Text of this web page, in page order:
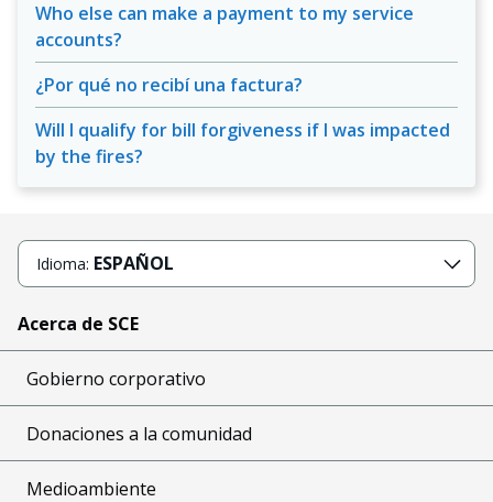
Who else can make a payment to my service
accounts?
¿Por qué no recibí una factura?
Will I qualify for bill forgiveness if I was impacted
by the fires?
Idioma: ESPAÑOL
Acerca de SCE
Gobierno corporativo
Donaciones a la comunidad
Medioambiente